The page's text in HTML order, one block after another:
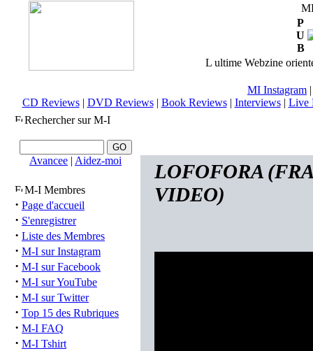
P
U
B
L ultime Webzine
MI Instagram
CD Reviews| DVD Reviews| Book Reviews| Interviews| Live
Rechercher sur M-I
Avancee | Aidez-moi
M-I Membres
· Page d'accueil
· S'enregistrer
· Liste des Membres
· M-I sur Instagram
· M-I sur Facebook
· M-I sur YouTube
· M-I sur Twitter
· Top 15 des Rubriques
· M-I FAQ
· M-I Tshirt
LOFOFORA
VIDEO)